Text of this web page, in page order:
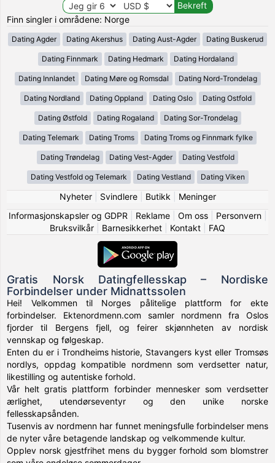
Finn singler i områdene: Norge
Dating Agder Dating Akershus Dating Aust-Agder Dating Buskerud
Dating Finnmark Dating Hedmark Dating Hordaland
Dating Innlandet Dating Møre og Romsdal Dating Nord-Trondelag
Dating Nordland Dating Oppland Dating Oslo Dating Ostfold
Dating Østfold Dating Rogaland Dating Sor-Trondelag
Dating Telemark Dating Troms Dating Troms og Finnmark fylke
Dating Trøndelag Dating Vest-Agder Dating Vestfold
Dating Vestfold og Telemark Dating Vestland Dating Viken
Nyheter| Svindlere| Butikk
Meninger
Informasjonskapsler og GDPR
Reklame| Om oss| Personvern|
Bruksvilkår
Barnesikkerhet Kontakt FAQ
Gratis Norsk Datingfellesskap – Nordiske
Forbindelser under Midnattssolen
Hei! Velkommen til Norges pålitelige plattform for ekte
forbindelser. Ektenordmenn.com samler nordmenn fra Oslos
fjorder til Bergens fjell, og feirer skjønnheten av nordisk
vennskap og følgeskap.
Enten du er i Trondheims historie, Stavangers kyst eller Tromsøs
nordlys, oppdag kompatible nordmenn som verdsetter natur,
likestilling og autentiske forhold.
Vår helt gratis plattform forbinder mennesker som verdsetter
ærlighet, utendørseventyr og den unike norske
fellesskapsånden.
Tusenvis av nordmenn har funnet meningsfulle forbindelser mens
de nyter våre betagende landskap og velkommende kultur.
Opplev norsk gjestfrihet mens du bygger forhold som blomstrer